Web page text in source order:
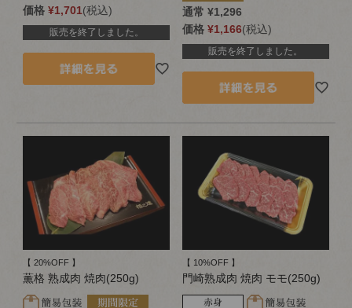
価格 ¥1,701 税込
販売を終了しました。
通常 ¥1,296
価格 ¥1,166 税込
販売を終了しました。
【 20%OFF 】
薫格 熟成肉 焼肉(250g)
【 10%OFF 】
門崎熟成肉 焼肉 モモ(250g)